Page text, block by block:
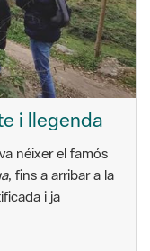
i llegenda
néixer el famós
, fins a arribar a la
i ja